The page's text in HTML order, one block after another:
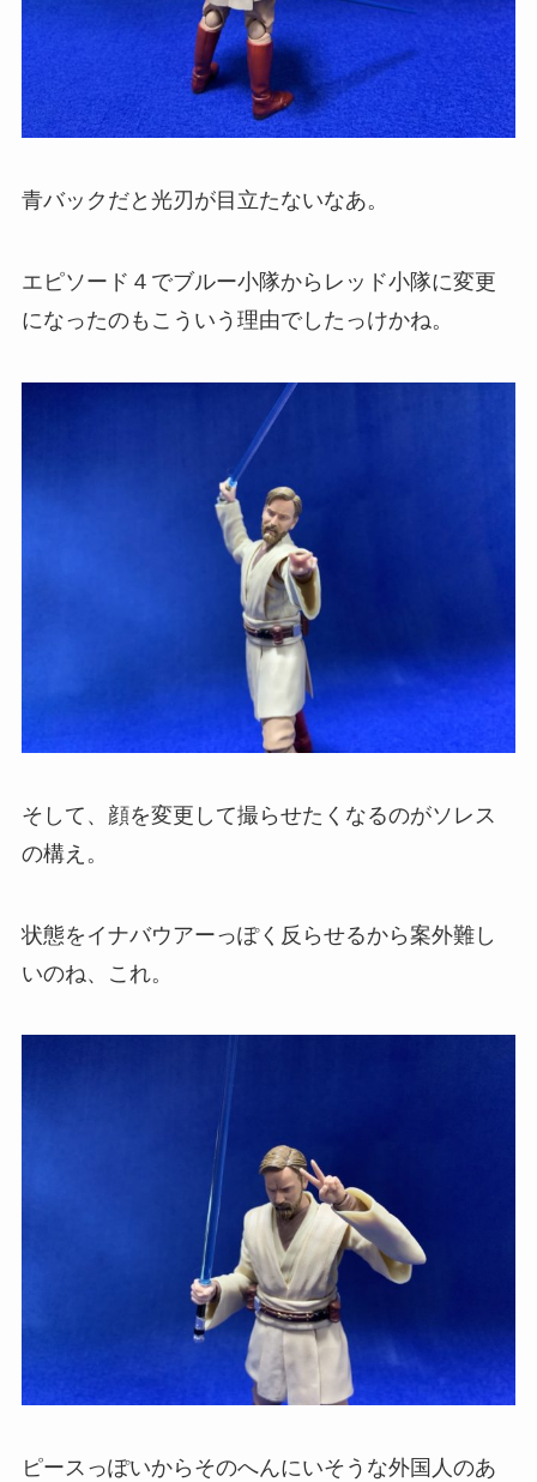
青バックだと光刃が目立たないなあ。
エピソード４でブルー小隊からレッド小隊に変更
になったのもこういう理由でしたっけかね。
そして、顔を変更して撮らせたくなるのがソレス
の構え。
状態をイナバウアーっぽく反らせるから案外難し
いのね、これ。
ピースっぽいからそのへんにいそうな外国人のあ